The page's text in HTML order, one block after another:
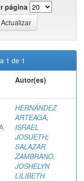
página
1 de 1
Autor(es)
HERNÁNDEZ
ARTEAGA,
ISRAEL
JOSUETH;
SALAZAR
ZAMBRANO,
JOSHELYN
LILIBETH